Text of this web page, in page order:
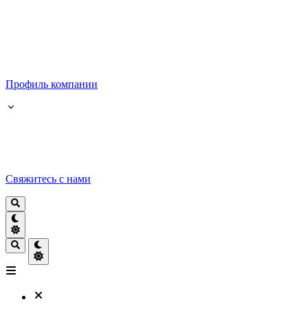
Профиль компании
Свяжитесь с нами